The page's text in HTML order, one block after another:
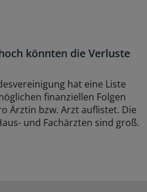
könnten die Verluste
hat eine Liste
finanziellen Folgen
Ärztin bzw. Arzt auflistet. Die
und Fachärzten sind groß.